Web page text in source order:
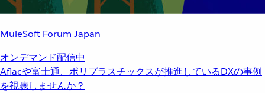
MuleSoft Forum Japan
オンデマンド配信中
Aflacや富士通、ポリプラスチックスが推進しているDXの事例
を視聴しませんか？